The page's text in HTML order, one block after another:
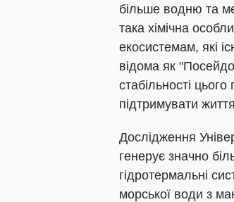
більше водню та
така хімічна
екосистемам, які
відома як
стабільності
підтримувати
Дослідження
генерує значно
гідротермальні
морської води з